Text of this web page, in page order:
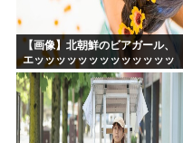
【画像】北朝鮮のビアガール、
エッッッッッッッッッッッッッ
ッッッッ！